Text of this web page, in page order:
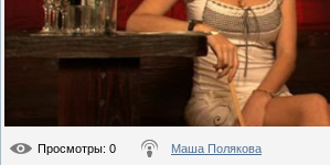
Просмотры: 0 Маша Полякова